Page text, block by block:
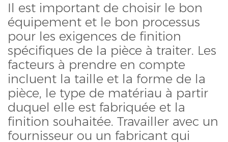
Il est important de choisir le bon
équipement et le bon processus
pour les exigences de finition
spécifiques de la pièce à traiter. Les
facteurs à prendre en compte
incluent la taille et la forme de la
pièce, le type de matériau à partir
duquel elle est fabriquée et la
finition souhaitée. Travailler avec un
fournisseur ou un fabricant qui